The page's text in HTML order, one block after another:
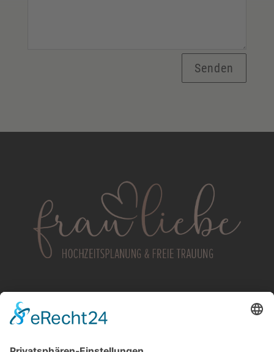
Senden
Corinne Huberty